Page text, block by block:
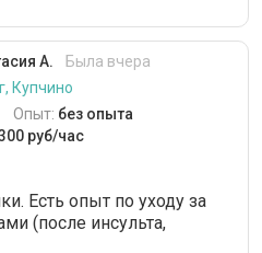
А.
Была вчера
Купчино
Опыт: без опыта
руб/час
Есть опыт по уходу за
(после инсульта,